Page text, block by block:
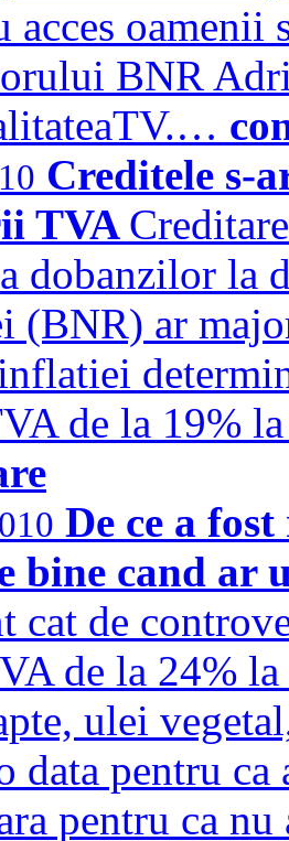
acces
BNR
Creditele s-
TVA
dobanzilor la
(BNR) ar
de la 19%
De ce a
bine cand ar
cat de
de la 24%
ulei
data pentru
pentru ca